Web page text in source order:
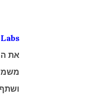
Labs
ושתף